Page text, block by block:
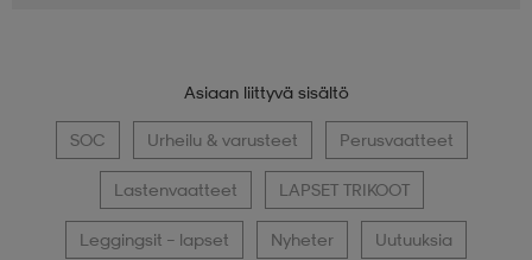
Asiaan liittyvä sisältö
SOC Urheilu & varusteet Perusvaatteet
Lastenvaatteet LAPSET TRIKOOT
Leggingsit – lapset Nyheter Uutuuksia